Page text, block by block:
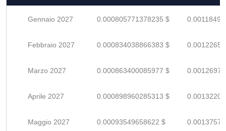
Gennaio 2027 0.000805771378235 $
Febbraio 2027 0.000834038866383 $
Marzo 2027 0.000863400085977 $
Aprile 2027 0.000898960285313 $
Maggio 2027 0.00093549658622 $